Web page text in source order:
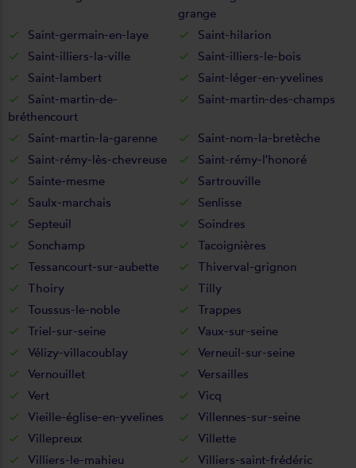
grange
Saint-germain-en-laye
Saint-hilarion
Saint-illiers-la-ville
Saint-illiers-le-bois
Saint-lambert
Saint-léger-en-yvelines
Saint-martin-de-
bréthencourt
Saint-martin-des-champs
Saint-martin-la-garenne
Saint-nom-la-bretèche
Saint-rémy-lès-chevreuse
Saint-rémy-l'honoré
Sainte-mesme
Sartrouville
Saulx-marchais
Senlisse
Septeuil
Soindres
Sonchamp
Tacoignières
Tessancourt-sur-aubette
Thiverval-grignon
Thoiry
Tilly
Toussus-le-noble
Trappes
Triel-sur-seine
Vaux-sur-seine
Vélizy-villacoublay
Verneuil-sur-seine
Vernouillet
Versailles
Vert
Vicq
Vieille-église-en-yvelines
Villennes-sur-seine
Villepreux
Villette
Villiers-le-mahieu
Villiers-saint-frédéric